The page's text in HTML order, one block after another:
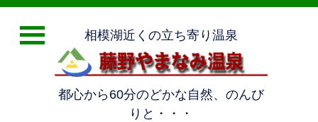
相模湖近くの立ち寄り温泉
都心から60分のどかな自然、のんび
りと・・・